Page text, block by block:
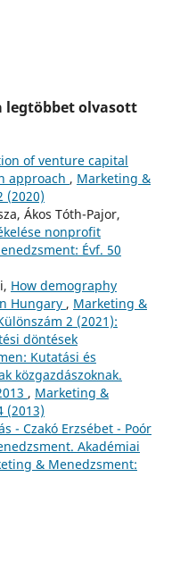
legtöbbet olvasott
of venture capital
approach , Marketing &
(2020)
Ákos Tóth-Pajor,
nonprofit
Évf. 50
How demography
Hungary , Marketing &
2 (2021):
döntések
Kutatási és
közgazdászoknak.
, Marketing &
(2013)
- Czakó Erzsébet - Poór
Akadémiai
& Menedzsment: